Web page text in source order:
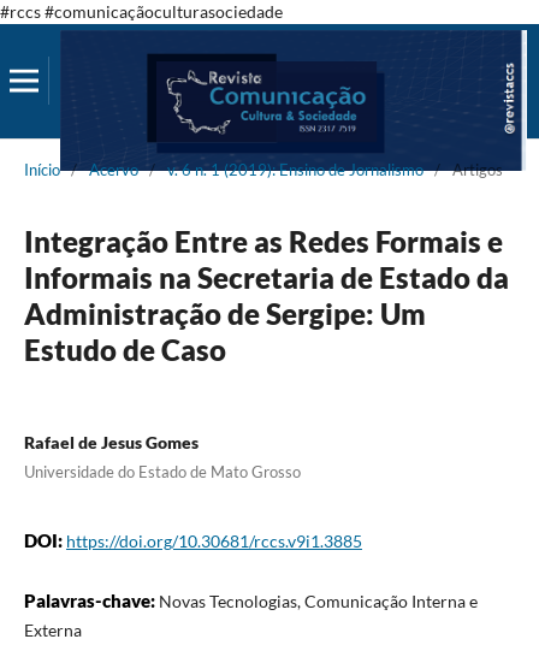
#rccs #comunicaçãoculturasociedade
Início / Acervo / v. 6 n. 1 (2019): Ensino de Jornalismo / Artigos
Integração Entre as Redes Formais e
Informais na Secretaria de Estado da
Administração de Sergipe: Um
Estudo de Caso
Rafael de Jesus Gomes
Universidade do Estado de Mato Grosso
DOI: https://doi.org/10.30681/rccs.v9i1.3885
Palavras-chave: Novas Tecnologias, Comunicação Interna e
Externa